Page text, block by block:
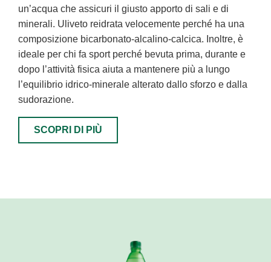
un’acqua che assicuri il giusto apporto di sali e di
minerali. Uliveto reidrata velocemente perché ha una
composizione bicarbonato-alcalino-calcica. Inoltre, è
ideale per chi fa sport perché bevuta prima, durante e
dopo l’attività fisica aiuta a mantenere più a lungo
l’equilibrio idrico-minerale alterato dallo sforzo e dalla
sudorazione.
SCOPRI DI PIÙ